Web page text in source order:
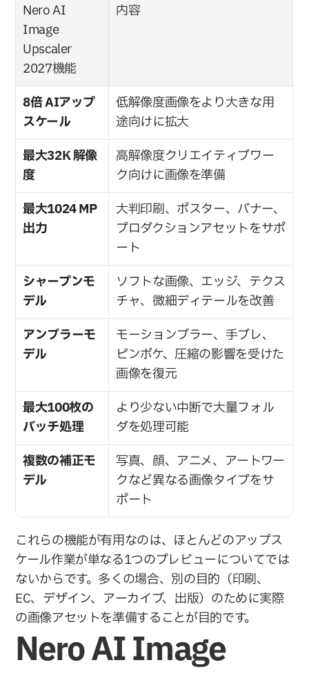
Nero AI
Image
Upscaler
2027機能
内容
8倍 AIアップ
スケール
低解像度画像をより大きな用
途向けに拡大
最大32K 解像
度
高解像度クリエイティブワー
ク向けに画像を準備
最大1024 MP
出力
大判印刷、ポスター、バナー、
プロダクションアセットをサポ
ート
シャープンモ
デル
ソフトな画像、エッジ、テクス
チャ、微細ディテールを改善
アンブラーモ
デル
モーションブラー、手ブレ、
ピンボケ、圧縮の影響を受けた
画像を復元
最大100枚の
バッチ処理
より少ない中断で大量フォル
ダを処理可能
複数の補正モ
デル
写真、顔、アニメ、アートワー
クなど異なる画像タイプをサ
ポート
これらの機能が有用なのは、ほとんどのアップス
ケール作業が単なる1つのプレビューについてでは
ないからです。多くの場合、別の目的（印刷、
EC、デザイン、アーカイブ、出版）のために実際
の画像アセットを準備することが目的です。
Nero AI Image